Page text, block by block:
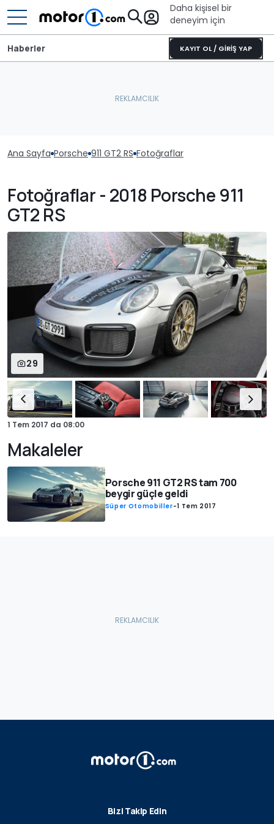
Daha kişisel bir
deneyim için
KAYIT OL / GİRİŞ YAP
Haberler
Ana Sayfa Porsche 911 GT2 RS Fotoğraflar
Fotoğraflar - 2018 Porsche 911
GT2 RS
29
1 Tem 2017 da 08:00
Makaleler
Porsche 911 GT2 RS tam 700
beygir güçle geldi
Süper Otomobiller-1 Tem 2017
Bizi Takip Edin